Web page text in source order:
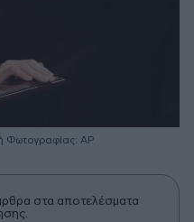
Φωτογραφίας: AP
στα αποτελέσματα